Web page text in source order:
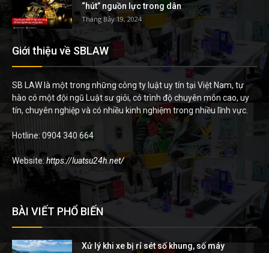
“hút” nguồn lực trong dân
Tháng Bảy 19, 2024
Giới thiệu về SBLAW
SB LAW là một trong những công ty luật uy tín tại Việt Nam, tự
hào có một đội ngũ Luật sư giỏi, có trình độ chuyên môn cao, uy
tín, chuyên nghiệp và có nhiều kinh nghiệm trong nhiều lĩnh vực.
Hotline: 0904 340 664
Website: https://luatsu24h.net/
BÀI VIẾT PHỔ BIẾN
Xử lý khi xe bị rỉ sét số khung, số máy